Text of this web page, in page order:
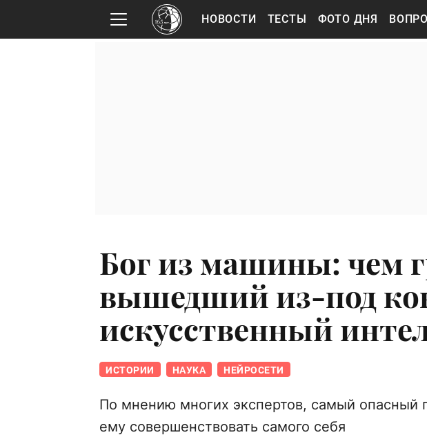
НОВОСТИ ТЕСТЫ ФОТО ДНЯ
Бог из машины: чем
вышедший из-под
искусственный
ИСТОРИИ НАУКА НЕЙРОСЕТИ
По мнению многих экспертов, самый опасный
ему совершенствовать самого себя